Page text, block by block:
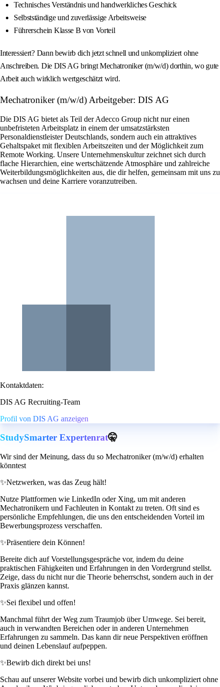
Technisches Verständnis und handwerkliches Geschick
Selbstständige und zuverlässige Arbeitsweise
Führerschein Klasse B von Vorteil
Interessiert? Dann bewirb dich jetzt schnell und unkompliziert ohne
Anschreiben. Die DIS AG bringt Mechatroniker (m/w/d) dorthin, wo gute
Arbeit auch wirklich wertgeschätzt wird.
Mechatroniker (m/w/d) Arbeitgeber: DIS AG
Die DIS AG bietet als Teil der Adecco Group nicht nur einen
unbefristeten Arbeitsplatz in einem der umsatzstärksten
Personaldienstleister Deutschlands, sondern auch ein attraktives
Gehaltspaket mit flexiblen Arbeitszeiten und der Möglichkeit zum
Remote Working. Unsere Unternehmenskultur zeichnet sich durch
flache Hierarchien, eine wertschätzende Atmosphäre und zahlreiche
Weiterbildungsmöglichkeiten aus, die dir helfen, gemeinsam mit uns zu
wachsen und deine Karriere voranzutreiben.
Kontaktdaten:
DIS AG Recruiting-Team
Profil von DIS AG anzeigen
StudySmarter Expertenrat🤫
Wir sind der Meinung, dass du so Mechatroniker (m/w/d) erhalten
könntest
✨Netzwerken, was das Zeug hält!
Nutze Plattformen wie LinkedIn oder Xing, um mit anderen
Mechatronikern und Fachleuten in Kontakt zu treten. Oft sind es
persönliche Empfehlungen, die uns den entscheidenden Vorteil im
Bewerbungsprozess verschaffen.
✨Präsentiere dein Können!
Bereite dich auf Vorstellungsgespräche vor, indem du deine
praktischen Fähigkeiten und Erfahrungen in den Vordergrund stellst.
Zeige, dass du nicht nur die Theorie beherrschst, sondern auch in der
Praxis glänzen kannst.
✨Sei flexibel und offen!
Manchmal führt der Weg zum Traumjob über Umwege. Sei bereit,
auch in verwandten Bereichen oder in anderen Unternehmen
Erfahrungen zu sammeln. Das kann dir neue Perspektiven eröffnen
und deinen Lebenslauf aufpeppen.
✨Bewirb dich direkt bei uns!
Schau auf unserer Website vorbei und bewirb dich unkompliziert ohne